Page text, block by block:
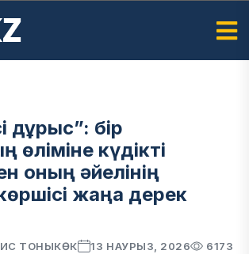
дұрыс”: бір
өліміне күдікті
оның әйелінің
жаңа дерек
ТОНЫКӨК 13 НАУРЫЗ, 2026 6173